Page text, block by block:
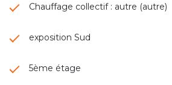
Chauffage collectif : autre (autre)
exposition Sud
5ème étage